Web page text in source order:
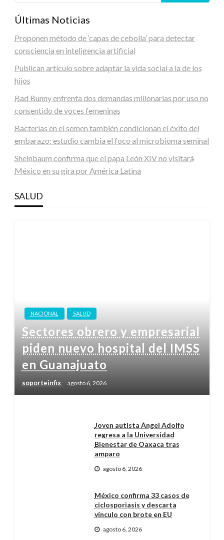
Últimas Noticias
Proponen método de ‘capas de cebolla’ para detectar
consciencia en inteligencia artificial
Publican artículo sobre adaptar la vida social a la de los
hijos
Bad Bunny enfrenta dos demandas millonarias por uso no
consentido de voces femeninas
Bacterias en el semen también condicionan el éxito del
embarazo: estudio cambia el foco al microbioma seminal
Sheinbaum confirma que el papa León XIV no visitará
México en su gira por América Latina
SALUD
NACIONAL SALUD
Sectores obrero y empresarial
piden nuevo hospital del IMSS
en Guanajuato
soporteinfix agosto 6, 2026
Joven autista Ángel Adolfo
regresa a la Universidad
Bienestar de Oaxaca tras
amparo
agosto 6, 2026
México confirma 33 casos de
ciclosporiasis y descarta
vínculo con brote en EU
agosto 6, 2026